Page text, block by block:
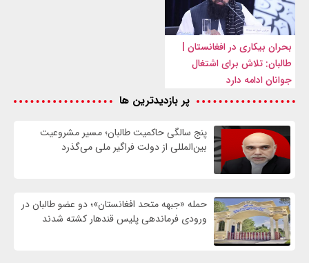
بحران بیکاری در افغانستان |
طالبان: تلاش برای اشتغال
جوانان ادامه دارد
پر بازدیدترین ها
پنج سالگی حاکمیت طالبان؛ مسیر مشروعیت
بین‌المللی از دولت فراگیر ملی می‌گذرد
حمله «جبهه متحد افغانستان»؛ دو عضو طالبان در
ورودی فرماندهی پلیس قندهار کشته شدند